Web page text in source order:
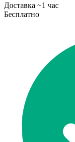
Доставка ~1 час
Бесплатно